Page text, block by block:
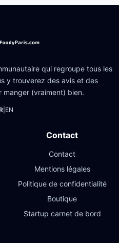
qui regroupe tous les
y trouverez des avis et des
manger (vraiment) bien.
| EN
Contact
Contact
Mentions légales
Politique de confidentialité
Boutique
Startup carnet de bord